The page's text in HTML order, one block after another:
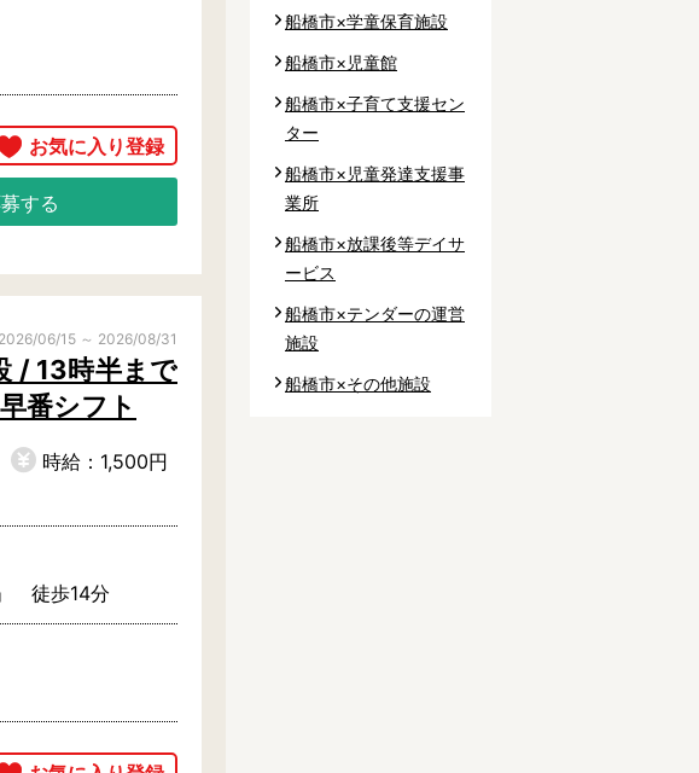
する
06/15 ～ 2026/08/31
/ 13時半まで
番シフト
時給：1,500円
徒歩14分
船橋市×学童保育施設
船橋市×児童館
船橋市×子育て支援セン
ター
船橋市×児童発達支援事
業所
船橋市×放課後等デイサ
ービス
船橋市×テンダーの運営
施設
船橋市×その他施設
安房郡